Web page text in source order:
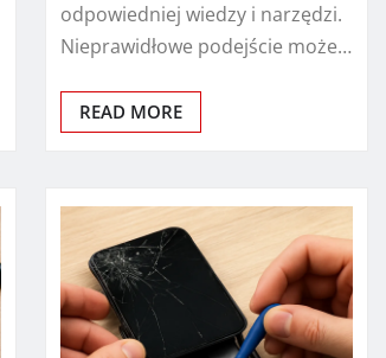
odpowiedniej wiedzy i narzędzi.
Nieprawidłowe podejście może…
READ MORE